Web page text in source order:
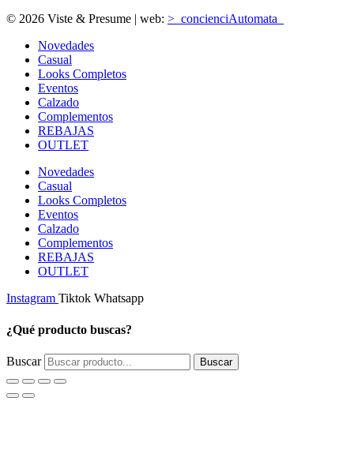
© 2026 Viste & Presume | web: >_concienciAutomata_
Novedades
Casual
Looks Completos
Eventos
Calzado
Complementos
REBAJAS
OUTLET
Novedades
Casual
Looks Completos
Eventos
Calzado
Complementos
REBAJAS
OUTLET
Instagram Tiktok Whatsapp
¿Qué producto buscas?
Buscar Buscar